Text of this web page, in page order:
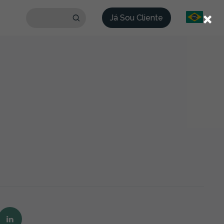
Já Sou Cliente ×